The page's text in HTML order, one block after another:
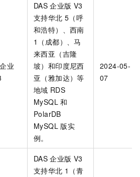
企业
DAS 企业版 V3
支持华北 5（呼
和浩特）、西南
1（成都）、马
来西亚（吉隆
坡）和印度尼西
亚（雅加达）等
地域 RDS
MySQL 和
PolarDB
MySQL 版实
例。
2024-05-
07
DAS 企业版 V3
支持华北 1（青